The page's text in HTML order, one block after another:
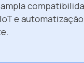
e automatização